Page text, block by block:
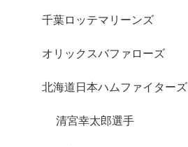
千葉ロッテマリーンズ
オリックスバファローズ
北海道日本ハムファイターズ
清宮幸太郎選手